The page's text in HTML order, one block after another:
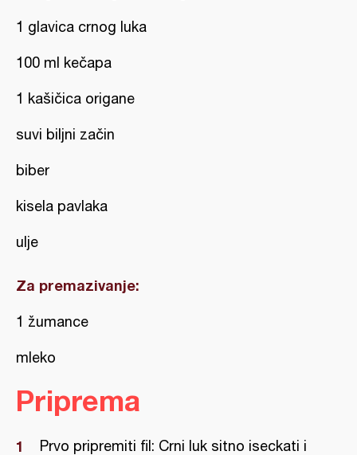
1 glavica crnog luka
100 ml kečapa
1 kašičica origane
suvi biljni začin
biber
kisela pavlaka
ulje
Za premazivanje:
1 žumance
mleko
Priprema
Prvo pripremiti fil: Crni luk sitno iseckati i